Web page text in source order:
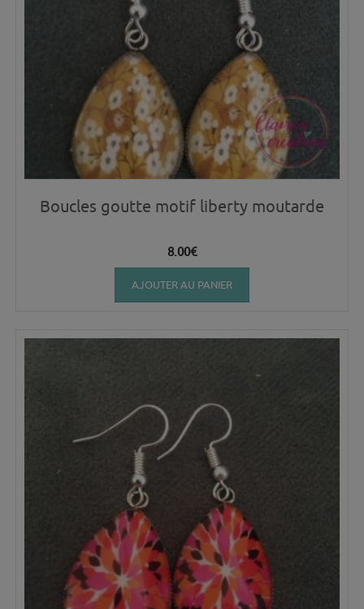
Boucles goutte motif liberty moutarde
8.00€
AJOUTER AU PANIER